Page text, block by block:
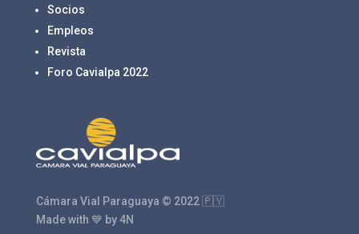
Socios
Empleos
Revista
Foro Cavialpa 2022
Cámara Vial Paraguaya © 2022 🇵🇾
Made with 💙 by 4N